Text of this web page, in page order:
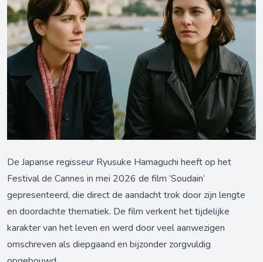
De Japanse regisseur Ryusuke Hamaguchi heeft op het
Festival de Cannes in mei 2026 de film ‘Soudain’
gepresenteerd, die direct de aandacht trok door zijn lengte
en doordachte thematiek. De film verkent het tijdelijke
karakter van het leven en werd door veel aanwezigen
omschreven als diepgaand en bijzonder zorgvuldig